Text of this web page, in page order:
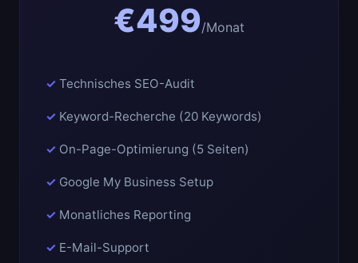
€499/Monat
Technisches SEO-Audit
Keyword-Recherche (20 Keywords)
On-Page-Optimierung (5 Seiten)
Google My Business Setup
Monatliches Reporting
E-Mail-Support